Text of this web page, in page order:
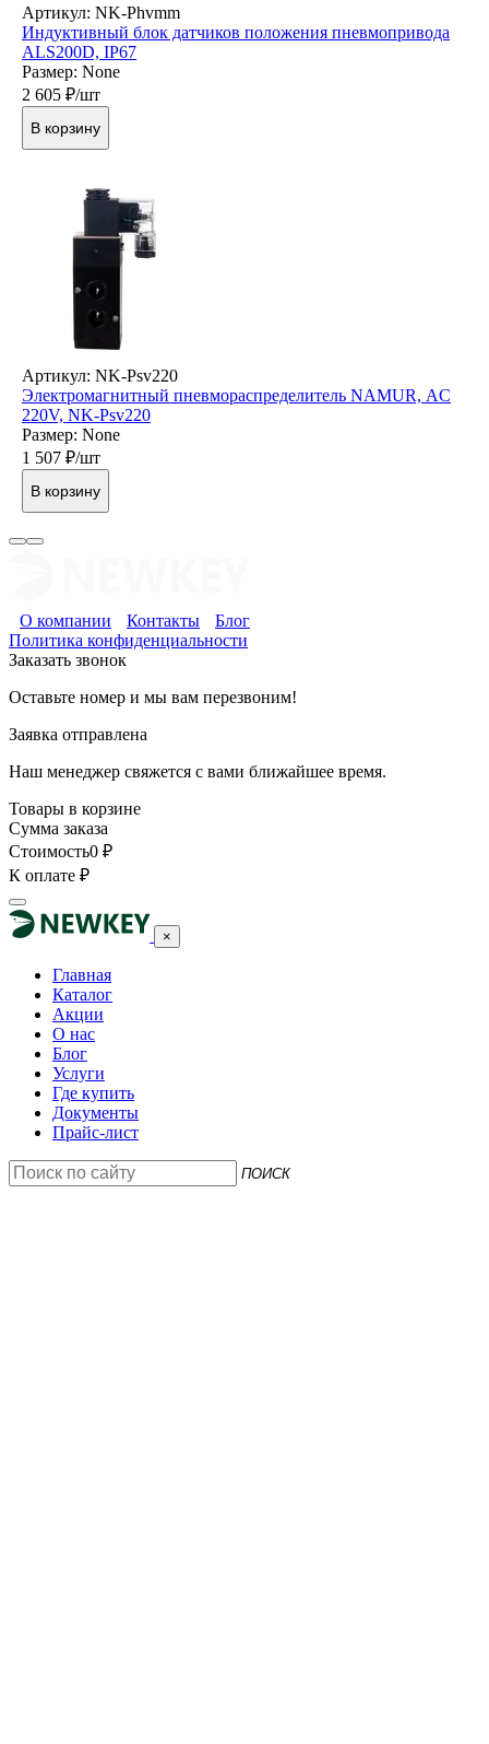
Артикул: NK-Phvmm
Индуктивный блок датчиков положения пневмопривода
ALS200D, IP67
Размер: None
2 605 ₽/шт
В корзину
Артикул: NK-Psv220
Электромагнитный пневмораспределитель NAMUR, AC
220V, NK-Psv220
Размер: None
1 507 ₽/шт
В корзину
О компании Контакты
Блог
Политика конфиденциальности
Заказать звонок
Оставьте номер и мы вам перезвоним!
Заявка отправлена
Наш менеджер свяжется с вами ближайшее время.
Товары в корзине
Сумма заказа
Стоимость0 ₽
К оплате ₽
×
Главная
Каталог
Акции
О нас
Блог
Услуги
Где купить
Документы
Прайс-лист
ПОИСК